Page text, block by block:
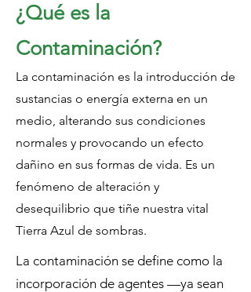
¿Qué es la
Contaminación?
La contaminación es la introducción de
sustancias o energía externa en un
medio, alterando sus condiciones
normales y provocando un efecto
dañino en sus formas de vida. Es un
fenómeno de alteración y
desequilibrio que tiñe nuestra vital
Tierra Azul de sombras.
La contaminación se define como la
incorporación de agentes —ya sean